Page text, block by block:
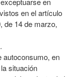
en el artículo
de 14 de marzo,
autoconsumo, en
situación